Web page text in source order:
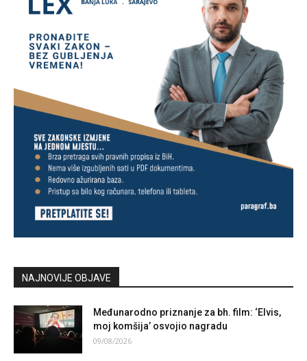
NAJNOVIJE OBJAVE
Međunarodno priznanje za bh. film: ‘Elvis,
moj komšija’ osvojio nagradu
09/08/2026